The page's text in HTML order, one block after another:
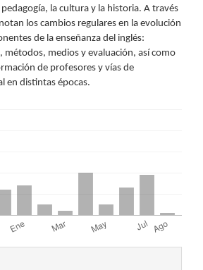
la cultura y la historia. A través
los cambios regulares en la evolución
de la enseñanza del inglés:
medios y evaluación, así como
de profesores y vías de
en distintas épocas.